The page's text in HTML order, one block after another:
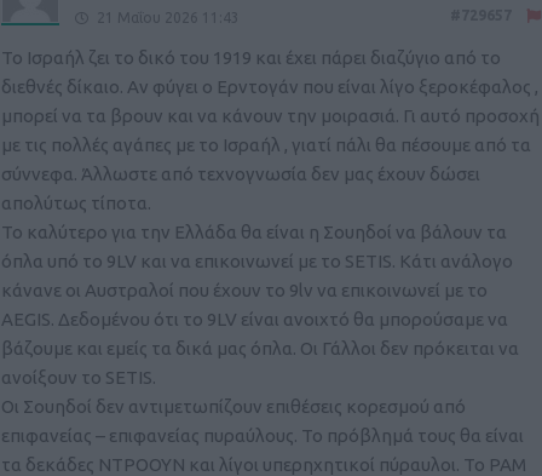
21 Μαΐου 2026 11:43
Το Ισραήλ ζει το δικό του 1919 και έχει πάρει διαζύγιο από το
διεθνές δίκαιο. Αν φύγει ο Ερντογάν που είναι λίγο ξεροκέφαλος ,
μπορεί να τα βρουν και να κάνουν την μοιρασιά. Γι αυτό προσοχή
με τις πολλές αγάπες με το Ισραήλ , γιατί πάλι θα πέσουμε από τα
σύννεφα. Άλλωστε από τεχνογνωσία δεν μας έχουν δώσει
απολύτως τίποτα.
Το καλύτερο για την Ελλάδα θα είναι η Σουηδοί να βάλουν τα
όπλα υπό το 9LV και να επικοινωνεί με το SETIS. Κάτι ανάλογο
κάνανε οι Aυστραλοί που έχουν το 9lv να επικοινωνεί με το
AEGIS. Δεδομένου ότι το 9LV είναι ανοιχτό θα μπορούσαμε να
βάζουμε και εμείς τα δικά μας όπλα. Οι Γάλλοι δεν πρόκειται να
ανοίξουν το SETIS.
Οι Σουηδοί δεν αντιμετωπίζουν επιθέσεις κορεσμού από
επιφανείας – επιφανείας πυραύλους. Το πρόβλημά τους θα είναι
τα δεκάδες ΝΤΡΟΟΥΝ και λίγοι υπερηχητικοί πύραυλοι. Το ΡΑΜ